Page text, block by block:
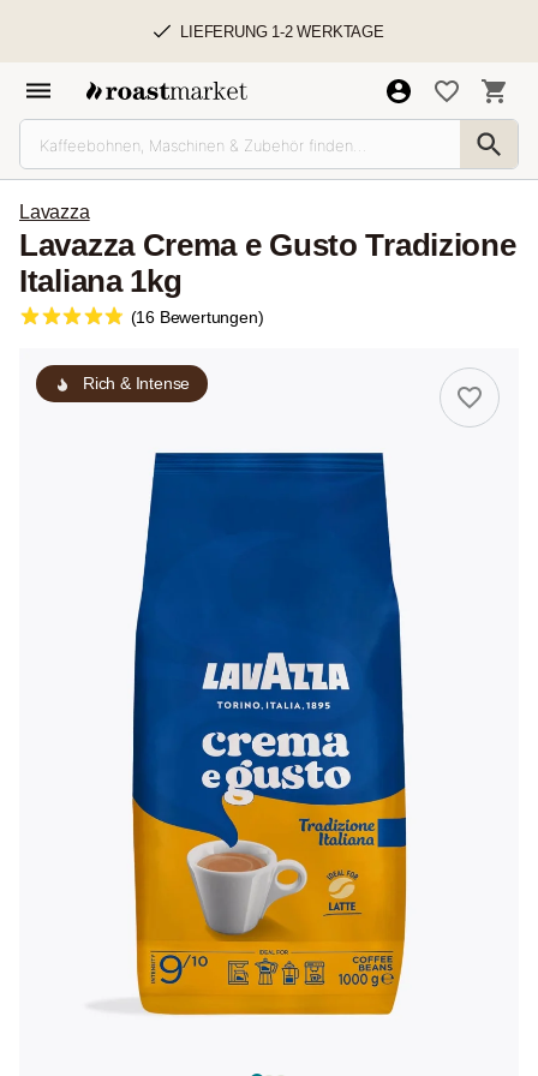
LIEFERUNG 1-2 WERKTAGE
Lavazza
Lavazza Crema e Gusto Tradizione
Italiana 1kg
(16 Bewertungen)
Rich & Intense